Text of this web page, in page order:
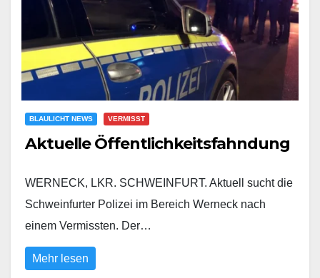
BLAULICHT NEWS VERMISST
Aktuelle Öffentlichkeitsfahndung
WERNECK, LKR. SCHWEINFURT. Aktuell sucht die
Schweinfurter Polizei im Bereich Werneck nach
einem Vermissten. Der…
Mehr lesen